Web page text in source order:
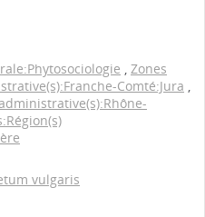
, Zones
Comté:Jura ,
vulgaris